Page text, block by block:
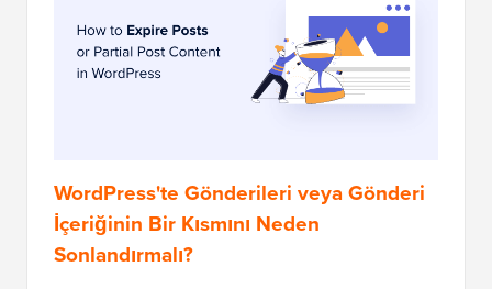
WordPress'te Gönderileri veya Gönderi
İçeriğinin Bir Kısmını Neden
Sonlandırmalı?